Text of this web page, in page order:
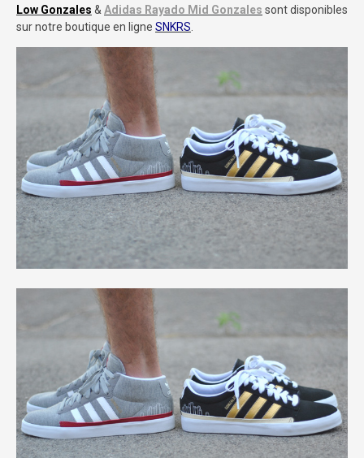
Low Gonzales & Adidas Rayado Mid Gonzales sont disponibles
sur notre boutique en ligne SNKRS